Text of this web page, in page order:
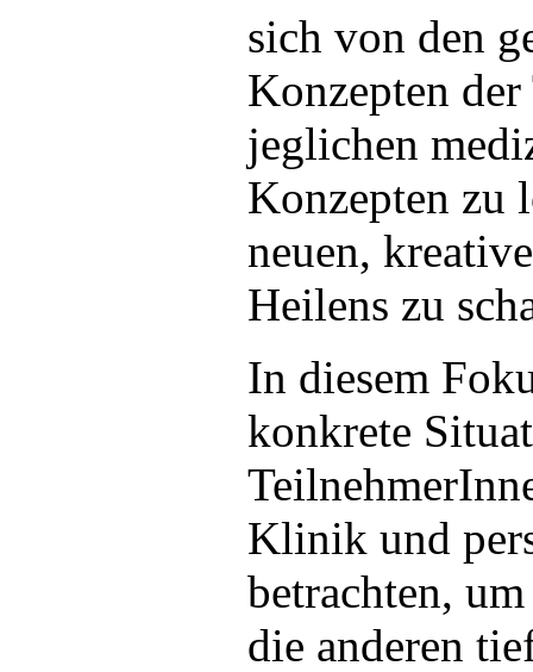
sich von den
Konzepten
jeglichen
Konzepten zu
neuen,
Heilens zu
In diesem
konkrete
Klinik und
betrachten,
die anderen